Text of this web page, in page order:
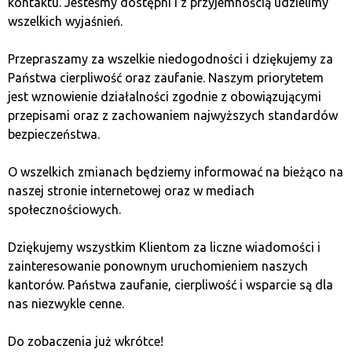
prawnej, oferty ani reklamy. Jest jedynie opinią
autora. Stan prawny treści aktualny jest na dzień
1 Вересня 2020
Autor: admin
Zapisz się do newslettera!
Wyślemy do Ciebie miesięcznepodsumowania
wydarzeń ze świata kryptowalut,bieżące aktualności
orazinformacje o prowadzonych przez nas
spotkaniach
wszelkich wyjaśnień.
Przepraszamy za wszelkie niedogodności i dziękujemy za
Państwa cierpliwość oraz zaufanie. Naszym priorytetem
jest wznowienie działalności zgodnie z obowiązującymi
przepisami oraz z zachowaniem najwyższych standardów
bezpieczeństwa.
O wszelkich zmianach będziemy informować na bieżąco na
naszej stronie internetowej oraz w mediach
społecznościowych.
Dziękujemy wszystkim Klientom za liczne wiadomości i
zainteresowanie ponownym uruchomieniem naszych
kantorów. Państwa zaufanie, cierpliwość i wsparcie są dla
nas niezwykle cenne.
Do zobaczenia już wkrótce!